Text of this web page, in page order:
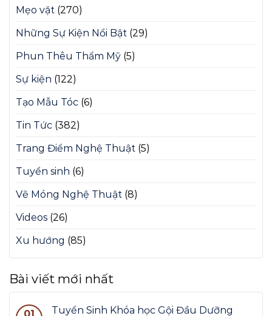
Mẹo vặt (270)
Những Sự Kiện Nổi Bật (29)
Phun Thêu Thẩm Mỹ (5)
Sự kiện (122)
Tạo Mẫu Tóc (6)
Tin Tức (382)
Trang Điểm Nghệ Thuật (5)
Tuyển sinh (6)
Vẽ Móng Nghệ Thuật (8)
Videos (26)
Xu hướng (85)
Bài viết mới nhất
Tuyển Sinh Khóa học Gội Đầu Dưỡng